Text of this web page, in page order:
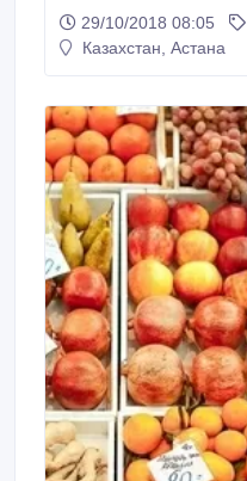
+77784607468 Евгения.
29/10/2018 08:05
Казахстан, Астана